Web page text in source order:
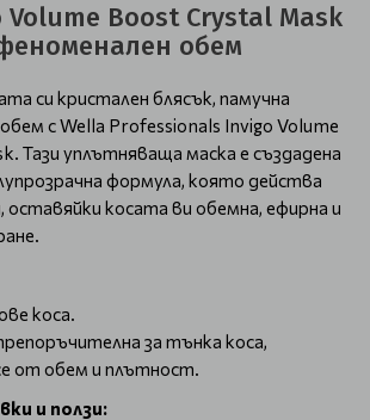
Boost Crystal Mask
обем
си кристален блясък, памучна
с Wella Professionals Invigo Volume
Тази уплътняваща маска е създадена
формула, която действа
оставяйки косата ви обемна, ефирна и
коса.
за тънка коса,
от обем и плътност.
и ползи: